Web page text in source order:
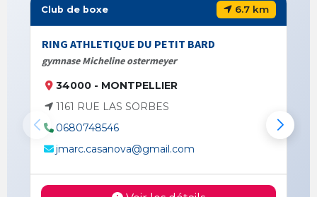
Club de boxe 6.7 km
RING ATHLETIQUE DU PETIT BARD
gymnase Micheline ostermeyer
34000 - MONTPELLIER
1161 RUE LAS SORBES
0680748546
jmarc.casanova@gmail.com